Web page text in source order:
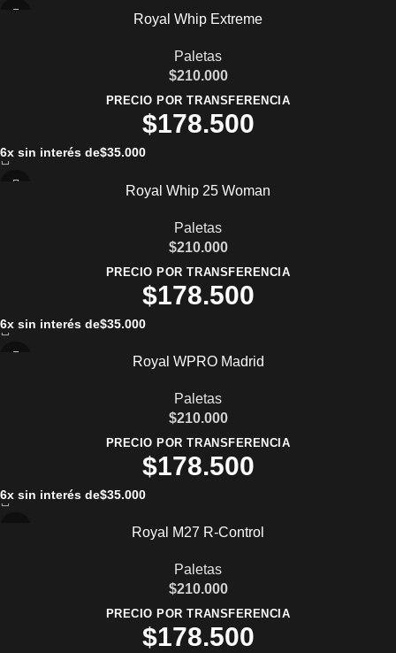
Royal Whip Extreme
Paletas
$210.000
PRECIO POR TRANSFERENCIA
$178.500
6x sin interés de$35.000
Royal Whip 25 Woman
Paletas
$210.000
PRECIO POR TRANSFERENCIA
$178.500
6x sin interés de$35.000
Royal WPRO Madrid
Paletas
$210.000
PRECIO POR TRANSFERENCIA
$178.500
6x sin interés de$35.000
Royal M27 R-Control
Paletas
$210.000
PRECIO POR TRANSFERENCIA
$178.500